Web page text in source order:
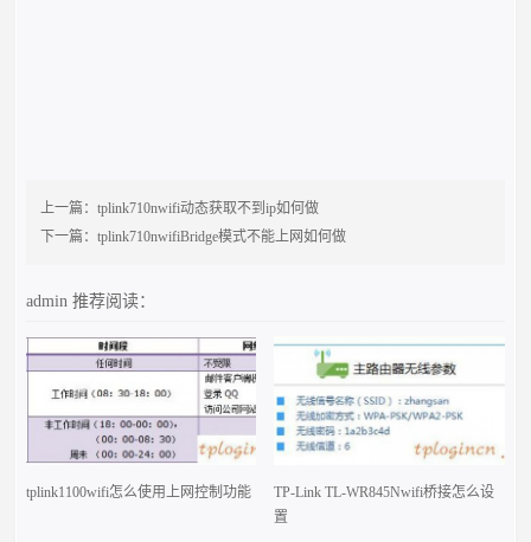
上一篇：tplink710nwifi动态获取不到ip如何做
下一篇：tplink710nwifiBridge模式不能上网如何做
admin推荐阅读：
tplink1100wifi怎么使用上网控制功能
TP-Link TL-WR845Nwifi桥接怎么设
置